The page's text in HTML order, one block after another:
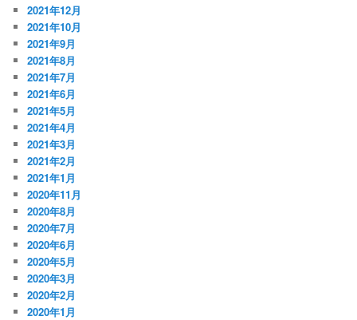
2021年12月
2021年10月
2021年9月
2021年8月
2021年7月
2021年6月
2021年5月
2021年4月
2021年3月
2021年2月
2021年1月
2020年11月
2020年8月
2020年7月
2020年6月
2020年5月
2020年3月
2020年2月
2020年1月